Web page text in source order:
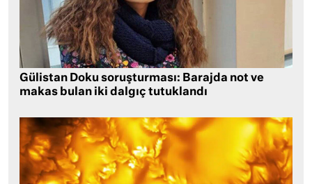
Gülistan Doku soruşturması: Barajda not ve
makas bulan iki dalgıç tutuklandı